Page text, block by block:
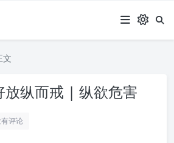
文
放纵而戒 | 纵欲危害
评论